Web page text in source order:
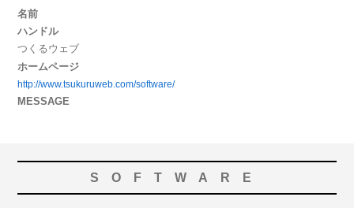
名前
ハンドル
つくるウェブ
ホームページ
http://www.tsukuruweb.com/software/
MESSAGE
SOFTWARE